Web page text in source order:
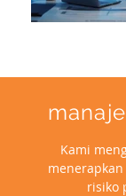
Kami
risiko